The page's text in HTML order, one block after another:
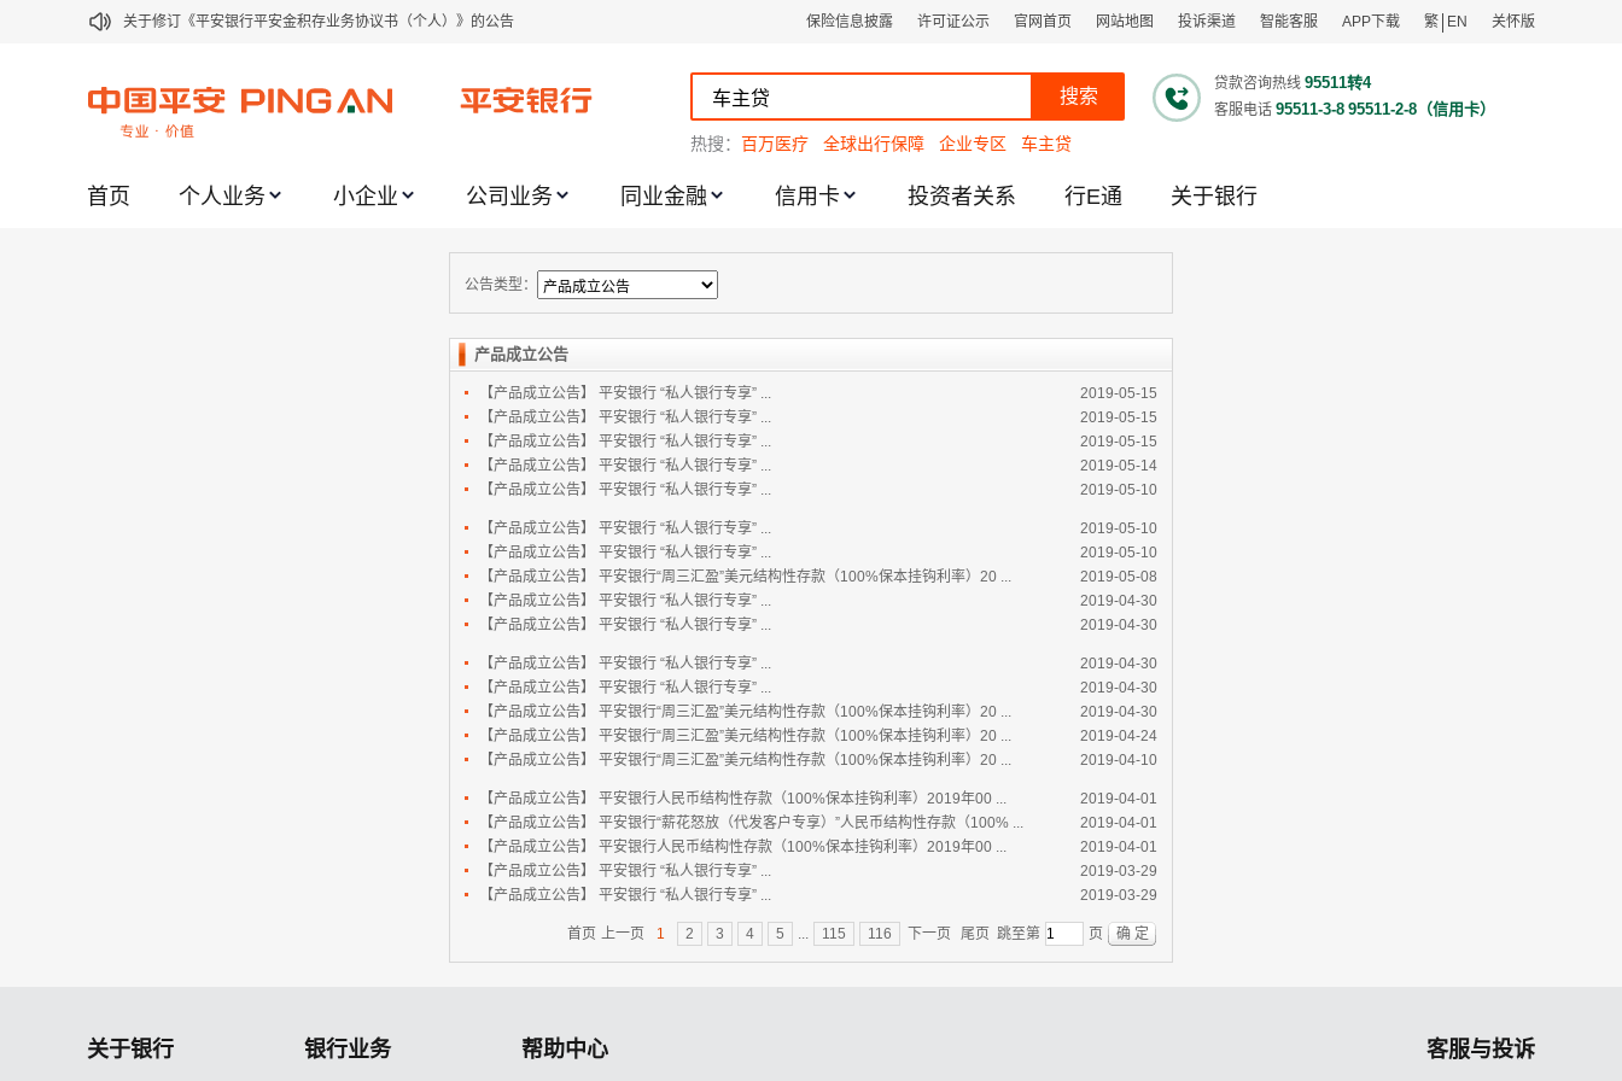
关于修订《平安银行平安金积存业务协议书（个人）》的公告
关于2021年劳动节期间代理贵金属业务风险提示的通知
关于加强代理贵金属业务风险防范的提示
关于平安银行电子版信用卡更名为平安银行数字信用卡的公告
保险信息披露 许可证公示 官网首页 网站地图 投诉渠道 智能客服 APP下载 繁 EN 关怀版
搜索
贷款咨询热线 95511转4
客服电话 95511-3-8 95511-2-8（信用卡）
热搜： 百万医疗 全球出行保障 企业专区 车主贷
首页 个人业务 小企业 公司业务 同业金融 信用卡 投资者关系 行E通 关于银行
公告类型：
产品成立公告
【产品成立公告】 平安银行 “私人银行专享” ...
2019-05-15
【产品成立公告】
平安银行 “私人银行专享” ...
2019-05-15
【产品成立公告】
平安银行 “私人银行专享” ...
2019-05-15
【产品成立公告】
平安银行 “私人银行专享” ...
2019-05-14
【产品成立公告】
平安银行 “私人银行专享” ... 2019-05-10
【产品成立公告】 平安银行 “私人银行专享” ...
2019-05-10
【产品成立公告】
平安银行 “私人银行专享” ...
2019-05-10
【产品成立公告】
平安银行“周三汇盈”美元结构性存款（100%保本挂钩利率）20 ...
2019-05-08
【产品成立公告】
平安银行 “私人银行专享” ...
2019-04-30
【产品成立公告】
平安银行 “私人银行专享” ... 2019-04-30
【产品成立公告】 平安银行 “私人银行专享” ...
2019-04-30
【产品成立公告】
平安银行 “私人银行专享” ...
2019-04-30
【产品成立公告】
平安银行“周三汇盈”美元结构性存款（100%保本挂钩利率）20 ...
2019-04-30
【产品成立公告】
平安银行“周三汇盈”美元结构性存款（100%保本挂钩利率）20 ...
2019-04-24
【产品成立公告】
平安银行“周三汇盈”美元结构性存款（100%保本挂钩利率）20 ... 2019-04-10
【产品成立公告】 平安银行人民币结构性存款（100%保本挂钩利率）2019年00 ...
2019-04-01
【产品成立公告】
平安银行“薪花怒放（代发客户专享）”人民币结构性存款（100% ...
2019-04-01
【产品成立公告】
平安银行人民币结构性存款（100%保本挂钩利率）2019年00 ...
2019-04-01
【产品成立公告】
平安银行 “私人银行专享” ...
2019-03-29
【产品成立公告】
平安银行 “私人银行专享” ... 2019-03-29
确 定
页
跳至第
尾页
下一页
116
115
...
5
4
3
2
1
上一页
首页
关于银行 银行业务 帮助中心 客服与投诉